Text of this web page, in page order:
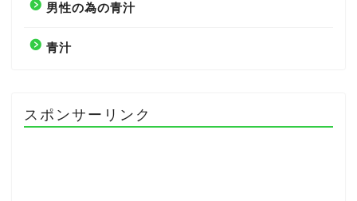
男性の為の青汁
青汁
スポンサーリンク